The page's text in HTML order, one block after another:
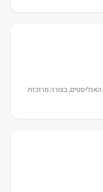
בצורה מרוכזת